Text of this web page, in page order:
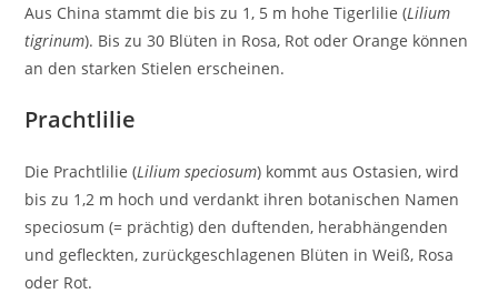
Aus China stammt die bis zu 1, 5 m hohe Tigerlilie (Lilium
tigrinum). Bis zu 30 Blüten in Rosa, Rot oder Orange können
an den starken Stielen erscheinen.
Prachtlilie
Die Prachtlilie (Lilium speciosum) kommt aus Ostasien, wird
bis zu 1,2 m hoch und verdankt ihren botanischen Namen
speciosum (= prächtig) den duftenden, herabhängenden
und gefleckten, zurückgeschlagenen Blüten in Weiß, Rosa
oder Rot.